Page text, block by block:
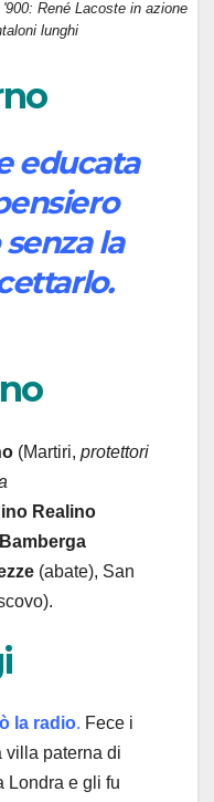
René Lacoste in azione
lunghi
educata
la
(Martiri, protettori
Realino
(abate), San
la radio. Fece i
villa paterna di
Londra e gli fu